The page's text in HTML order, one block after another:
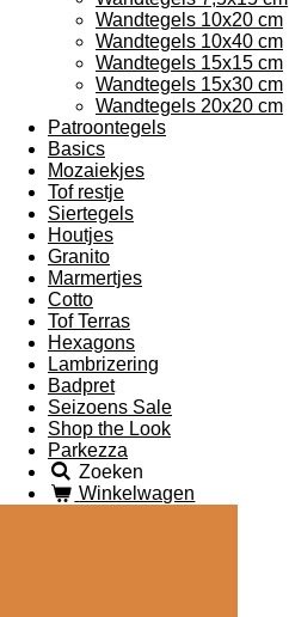
Wandtegels 10x20 cm
Wandtegels 10x40 cm
Wandtegels 15x15 cm
Wandtegels 15x30 cm
Wandtegels 20x20 cm
Patroontegels
Basics
Mozaiekjes
Tof restje
Siertegels
Houtjes
Granito
Marmertjes
Cotto
Tof Terras
Hexagons
Lambrizering
Badpret
Seizoens Sale
Shop the Look
Parkezza
Zoeken
Winkelwagen